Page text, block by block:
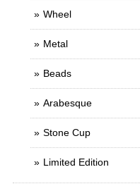
Wheel
Metal
Beads
Arabesque
Stone Cup
Limited Edition